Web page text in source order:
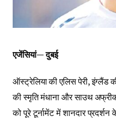
एजेंसियां— दुबई
ऑस्ट्रेलिया की एलिस पेरी, इंग्लैंड
की स्मृति मंधाना और साउथ
को पूरे टूर्नामेंट में शानदार प्रदर्शन